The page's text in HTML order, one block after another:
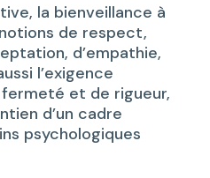
la bienveillance à
de respect,
d’empathie,
l’exigence
fermeté et de rigueur,
d’un cadre
psychologiques